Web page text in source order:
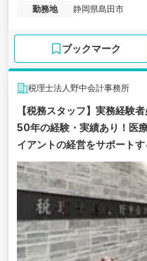
勤務地
静岡県島田市
ブックマーク
税理士法人野中会計事務所
【税務スタッフ】実務経験
50年の経験・実績あり！医
イアントの経営をサポート